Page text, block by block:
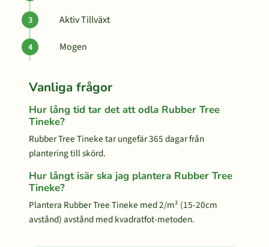
Aktiv Tillväxt
Mogen
Vanliga frågor
Hur lång tid tar det att odla Rubber Tree
Tineke?
Rubber Tree Tineke tar ungefär 365 dagar från
plantering till skörd.
Hur långt isär ska jag plantera Rubber Tree
Tineke?
Plantera Rubber Tree Tineke med 2/m² (15-20cm
avstånd) avstånd med kvadratfot-metoden.